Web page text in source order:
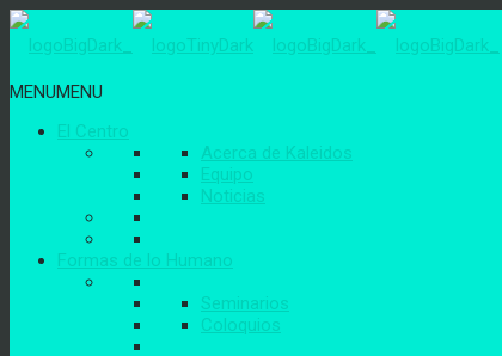
MENUMENU
El Centro
Acerca de Kaleidos
Equipo
Noticias
Formas de lo Humano
Seminarios
Coloquios